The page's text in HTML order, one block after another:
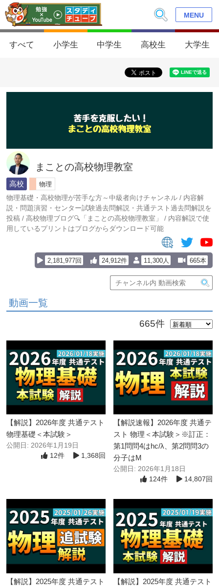
MENU
すべて 小学生 中学生 高校生 大学生
まことの高校物理教室
高校
物理
物理基礎・高校物理が苦手な方～中級者向けチャンネル / 内容解
説・問題演習・センター試験過去問解説・共通テスト過去問解説を
投稿 / 高校物理ブログ🔍「まことの高校物理教室」 / 内容解説で使
用しているプリントはブログからダウンロード可能
11,300人 665本
2,181,977回 24,912件
動画一覧
665件
【解説】2026年度 共通テスト
物理基礎＜本試験＞
公開日: 2026年1月19日
1,368回
12件
【解説速報】2026年度 共通テ
スト 物理＜本試験＞※訂正：
第1問問4はhc/λ、第2問問3の
分子はM
公開日: 2026年1月18日
14,807回
124件
【解説】2025年度 共通テスト
【解説】2025年度 共通テスト